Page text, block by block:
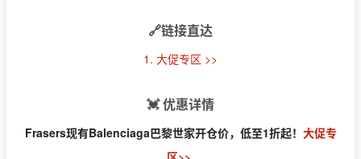
🔗链接直达
1. 大促专区 >>
💓 优惠详情
Frasers现有Balenciaga巴黎世家开仓价，低至1折起！ 大促专